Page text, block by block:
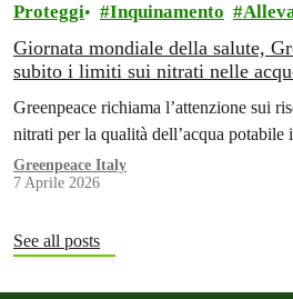
Proteggi Inquinamento
Giornata mondiale della salute,
subito i limiti sui nitrati nelle
Greenpeace richiama l’attenzione sui
nitrati per la qualità dell’acqua potabile
Greenpeace Italy
7 Aprile 2026
See all posts